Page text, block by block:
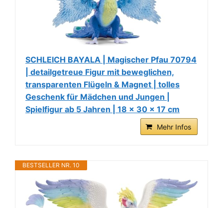
SCHLEICH BAYALA | Magischer Pfau 70794
| detailgetreue Figur mit beweglichen,
transparenten Flügeln & Magnet | tolles
Geschenk für Mädchen und Jungen |
Spielfigur ab 5 Jahren | 18 x 30 x 17 cm
Mehr Infos
BESTSELLER NR. 10